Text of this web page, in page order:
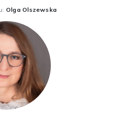
Olga Olszewska